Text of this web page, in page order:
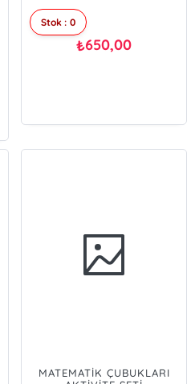
Stok : 0
₺650,00
MATEMATİK ÇUBUKLARI